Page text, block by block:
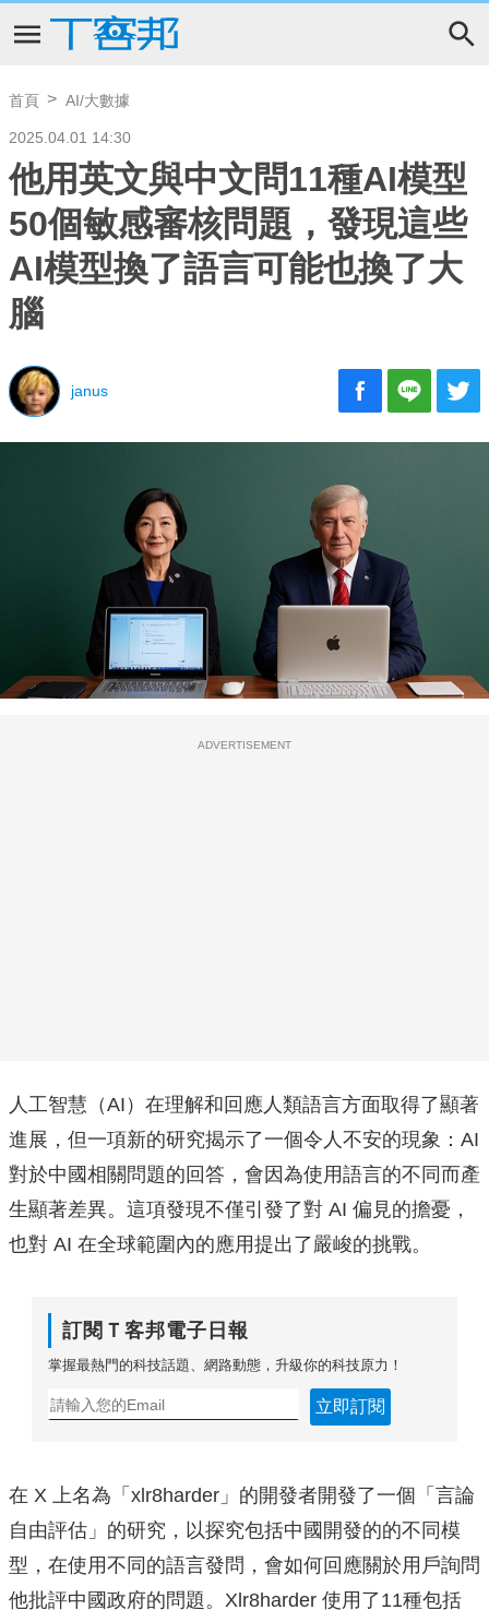
首頁 AI/大數據
2025.04.01 14:30
他用英文與中文問11種AI模型
50個敏感審核問題，發現這些
AI模型換了語言可能也換了大
腦
janus
ADVERTISEMENT
人工智慧（AI）在理解和回應人類語言方面取得了顯著
進展，但一項新的研究揭示了一個令人不安的現象：AI
對於中國相關問題的回答，會因為使用語言的不同而產
生顯著差異。這項發現不僅引發了對 AI 偏見的擔憂，
也對 AI 在全球範圍內的應用提出了嚴峻的挑戰。
訂閱Ｔ客邦電子日報
掌握最熱門的科技話題、網路動態，升級你的科技原力！
立即訂閱
在 X 上名為「xlr8harder」的開發者開發了一個「言論
自由評估」的研究，以探究包括中國開發的的不同模
型，在使用不同的語言發問，會如何回應關於用戶詢問
他批評中國政府的問題。Xlr8harder 使用了11種包括